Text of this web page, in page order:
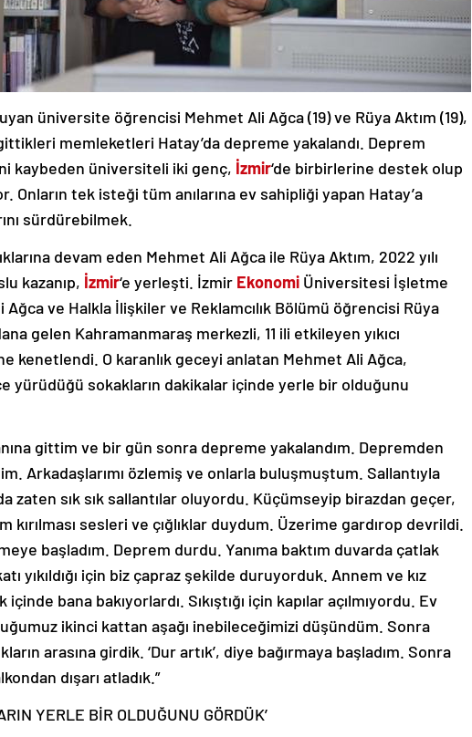
üniversite öğrencisi Mehmet Ali Ağca (19) ve Rüya Aktım (19),
memleketleri Hatay’da depreme yakalandı. Deprem
kaybeden üniversiteli iki genç, İzmir‘de birbirlerine destek olup
Onların tek isteği tüm anılarına ev sahipliği yapan Hatay’a
sürdürebilmek.
devam eden Mehmet Ali Ağca ile Rüya Aktım, 2022 yılı
kazanıp, İzmir‘e yerleşti. İzmir Ekonomi Üniversitesi İşletme
ve Halkla İlişkiler ve Reklamcılık Bölümü öğrencisi Rüya
gelen Kahramanmaraş merkezli, 11 ili etkileyen yıkıcı
kenetlendi. O karanlık geceyi anlatan Mehmet Ali Ağca,
yürüdüğü sokakların dakikalar içinde yerle bir olduğunu
gittim ve bir gün sonra depreme yakalandım. Depremden
Arkadaşlarımı özlemiş ve onlarla buluşmuştum. Sallantıyla
zaten sık sık sallantılar oluyordu. Küçümseyip birazdan geçer,
kırılması sesleri ve çığlıklar duydum. Üzerime gardırop devrildi.
başladım. Deprem durdu. Yanıma baktım duvarda çatlak
yıkıldığı için biz çapraz şekilde duruyorduk. Annem ve kız
bana bakıyorlardı. Sıkıştığı için kapılar açılmıyordu. Ev
ikinci kattan aşağı inebileceğimizi düşündüm. Sonra
arasına girdik. ‘Dur artık’, diye bağırmaya başladım. Sonra
dışarı atladık.”
YERLE BİR OLDUĞUNU GÖRDÜK’